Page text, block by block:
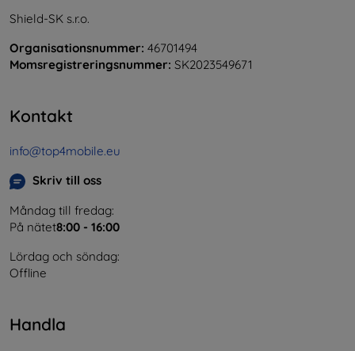
Shield-SK s.r.o.
Organisationsnummer: 46701494
Momsregistreringsnummer: SK2023549671
Kontakt
info@top4mobile.eu
Skriv till oss
Måndag till fredag:
På nätet8:00 - 16:00
Lördag och söndag:
Offline
Handla